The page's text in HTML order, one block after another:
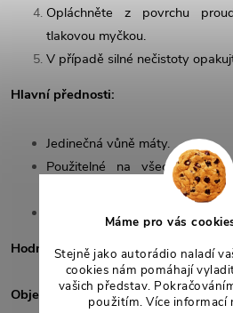
Máme pro vás
Stejně jako autorádio naladí
cookies nám pomáhají
vašich představ.
použitím. Více informací
Opláchněte z povrchu
tlakovou myčkou.
V případě silné nečistoty
Hlavní přednosti:
Jedinečná vůně máty.
Použitelné na všechny
Ideální na lak a alukola.
Hodnota pH:6 - 7
Objem balení: